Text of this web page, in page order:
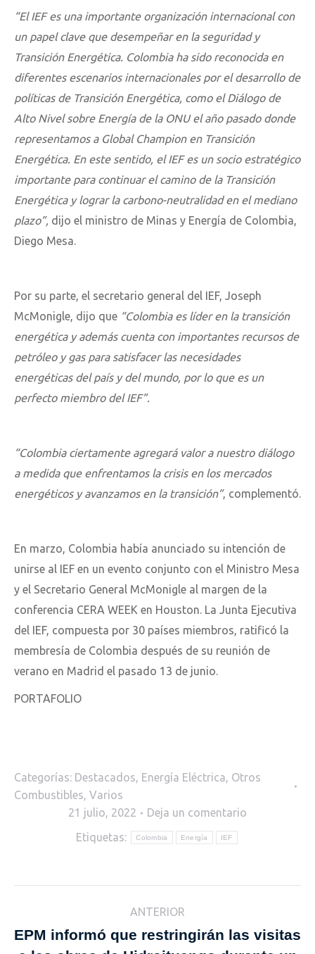
“El IEF es una importante organización internacional con
un papel clave que desempeñar en la seguridad y
Transición Energética. Colombia ha sido reconocida en
diferentes escenarios internacionales por el desarrollo de
políticas de Transición Energética, como el Diálogo de
Alto Nivel sobre Energía de la ONU el año pasado donde
representamos a Global Champion en Transición
Energética. En este sentido, el IEF es un socio estratégico
importante para continuar el camino de la Transición
Energética y lograr la carbono-neutralidad en el mediano
plazo”, dijo el ministro de Minas y Energía de Colombia,
Diego Mesa.
Por su parte, el secretario general del IEF, Joseph
McMonigle, dijo que “Colombia es líder en la transición
energética y además cuenta con importantes recursos de
petróleo y gas para satisfacer las necesidades
energéticas del país y del mundo, por lo que es un
perfecto miembro del IEF”.
“Colombia ciertamente agregará valor a nuestro diálogo
a medida que enfrentamos la crisis en los mercados
energéticos y avanzamos en la transición”, complementó.
En marzo, Colombia había anunciado su intención de
unirse al IEF en un evento conjunto con el Ministro Mesa
y el Secretario General McMonigle al margen de la
conferencia CERA WEEK en Houston. La Junta Ejecutiva
del IEF, compuesta por 30 países miembros, ratificó la
membresía de Colombia después de su reunión de
verano en Madrid el pasado 13 de junio.
PORTAFOLIO
Categorías: Destacados, Energía Eléctrica, Otros
Combustibles, Varios
21 julio, 2022
Deja un comentario
Etiquetas:
Colombia Energía IEF
Navegación
entre
ANTERIOR
EPM informó que restringirán las visitas